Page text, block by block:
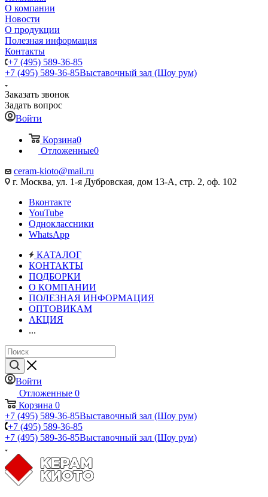
О компании
Новости
О продукции
Полезная информация
Контакты
+7 (495) 589-36-85
+7 (495) 589-36-85Выставочный зал (Шоу рум)
Заказать звонок
Задать вопрос
Войти
Корзина0
Отложенные0
ceram-kioto@mail.ru
г. Москва, ул. 1-я Дубровская, дом 13-А, стр. 2, оф. 102
Вконтакте
YouTube
Одноклассники
WhatsApp
КАТАЛОГ
КОНТАКТЫ
ПОДБОРКИ
О КОМПАНИИ
ПОЛЕЗНАЯ ИНФОРМАЦИЯ
ОПТОВИКАМ
АКЦИЯ
...
Войти
Отложенные 0
Корзина 0
+7 (495) 589-36-85Выставочный зал (Шоу рум)
+7 (495) 589-36-85
+7 (495) 589-36-85Выставочный зал (Шоу рум)